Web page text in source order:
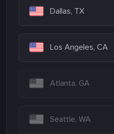
Dallas, TX
Los Angeles, CA
Atlanta, GA
Seattle, WA